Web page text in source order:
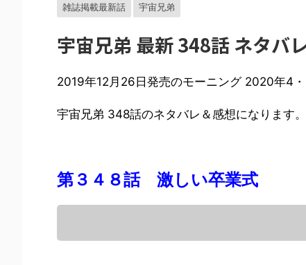
雑誌掲載最新話 宇宙兄弟
宇宙兄弟 最新 348話 ネタバ
2019年12月26日発売のモーニング 2020年4
宇宙兄弟 348話のネタバレ＆感想になります。
第３４８話 激しい卒業式